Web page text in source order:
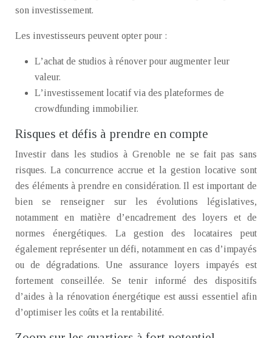
son investissement.
Les investisseurs peuvent opter pour :
L’achat de studios à rénover pour augmenter leur
valeur.
L’investissement locatif via des plateformes de
crowdfunding immobilier.
Risques et défis à prendre en compte
Investir dans les studios à Grenoble ne se fait pas sans
risques. La concurrence accrue et la gestion locative sont
des éléments à prendre en considération. Il est important de
bien se renseigner sur les évolutions législatives,
notamment en matière d’encadrement des loyers et de
normes énergétiques. La gestion des locataires peut
également représenter un défi, notamment en cas d’impayés
ou de dégradations. Une assurance loyers impayés est
fortement conseillée. Se tenir informé des dispositifs
d’aides à la rénovation énergétique est aussi essentiel afin
d’optimiser les coûts et la rentabilité.